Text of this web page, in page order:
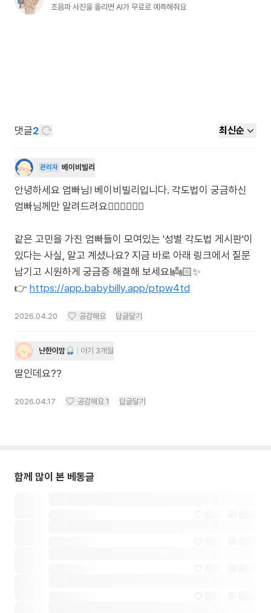
초음파 사진을 올리면 AI가 무료로 예측해줘요
댓글2 최신순
관리자 베이비빌리
안녕하세요 엄빠님! 베이비빌리입니다. 각도법이 궁금하신
엄빠님께만 알려드려요🙋🏻‍♀️🙋🏻‍♂️
같은 고민을 가진 엄빠들이 모여있는 '성별 각도법 게시판'이
있다는 사실, 알고 계셨나요? 지금 바로 아래 링크에서 질문
남기고 시원하게 궁금증 해결해 보세요!👼🏻✨
👉 https://app.babybilly.app/ptpw4td
2026.04.20 공감해요 답글달기
난한이맘 아기 3개월
딸인데요??
2026.04.17 공감해요 1 답글달기
함께 많이 본 베동글